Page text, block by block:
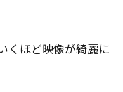
くほど映像が綺麗に